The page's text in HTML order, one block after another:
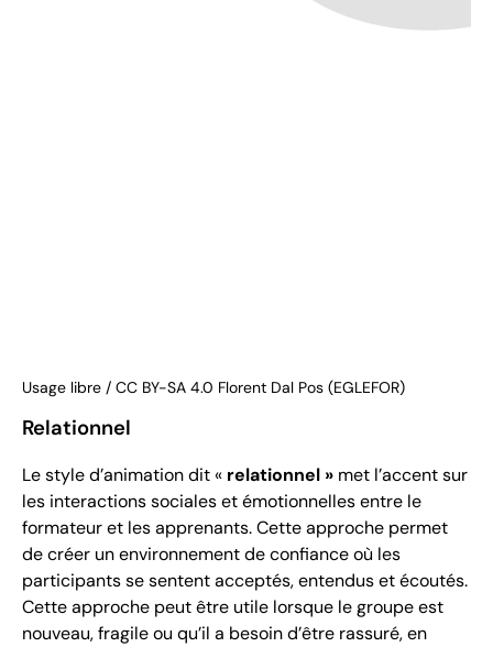
Usage libre / CC BY-SA 4.0 Florent Dal Pos (EGLEFOR)
Relationnel
Le style d’animation dit « relationnel » met l’accent sur
les interactions sociales et émotionnelles entre le
formateur et les apprenants. Cette approche permet
de créer un environnement de confiance où les
participants se sentent acceptés, entendus et écoutés.
Cette approche peut être utile lorsque le groupe est
nouveau, fragile ou qu’il a besoin d’être rassuré, en